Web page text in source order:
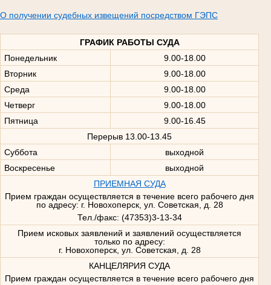
О получении судебных извещений посредством ГЭПС
ГРАФИК РАБОТЫ СУДА
Понедельник
9.00-18.00
Вторник
9.00-18.00
Среда
9.00-18.00
Четверг
9.00-18.00
Пятница
9.00-16.45
Перерыв 13.00-13.45
Суббота
выходной
Воскресенье
выходной
ПРИЕМНАЯ СУДА
Прием граждан осуществляется в течение всего рабочего дня
по адресу: г. Новохоперск, ул. Советская, д. 28
Тел./факс: (47353)3-13-34
Прием исковых заявлений и заявлений осуществляется
только по адресу:
г. Новохоперск, ул. Советская, д. 28
КАНЦЕЛЯРИЯ СУДА
Прием граждан осуществляется в течение всего рабочего дня